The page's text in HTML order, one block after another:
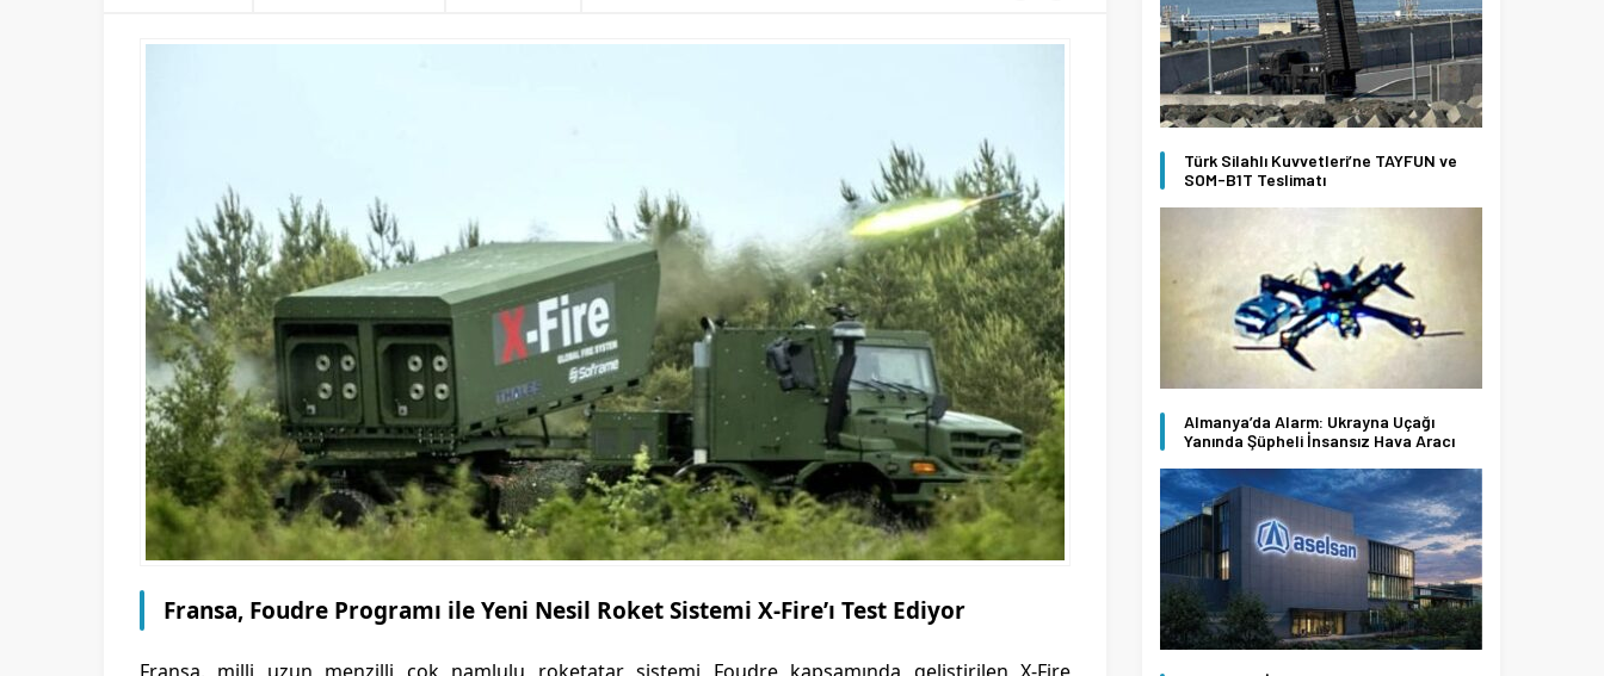
Fransa, Foudre Programı ile Yeni Nesil Roket Sistemi X-Fire’ı Test Ediyor
Türk Silahlı Kuvvetleri’ne TAYFUN ve
SOM-B1T Teslimatı
Almanya’da Alarm: Ukrayna Uçağı
Yanında Şüpheli İnsansız Hava Aracı